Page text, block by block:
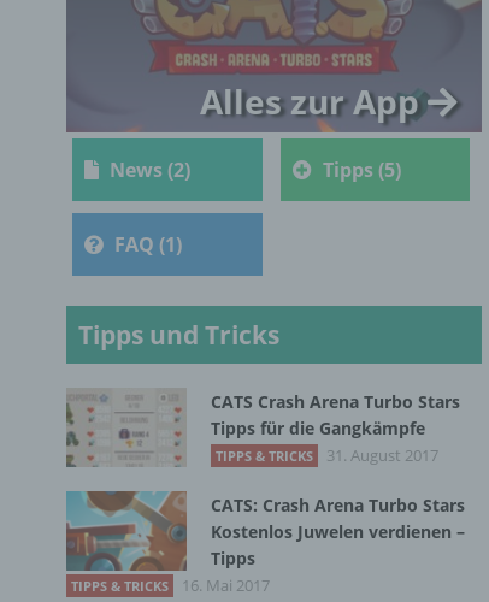
Alles zur App
News (2) Tipps (5)
FAQ (1)
Tipps und Tricks
CATS Crash Arena Turbo Stars
Tipps für die Gangkämpfe
TIPPS & TRICKS 31. August 2017
CATS: Crash Arena Turbo Stars
Kostenlos Juwelen verdienen –
Tipps
TIPPS & TRICKS 16. Mai 2017